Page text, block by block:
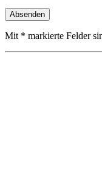
Mit * markierte Felder